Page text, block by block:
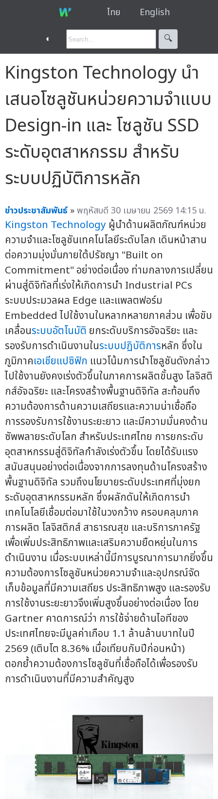
ไทย English
◐ 🔍︎
Kingston Technology นำ
เสนอโซลูชันหน่วยความจำแบบ
Design-in และ โซลูชัน SSD
ระดับอุตสาหกรรม สำหรับ
ระบบปฏิบัติการหลัก
ข่าวประชาสัมพันธ์ »พฤหัสบดี 30 เมษายน 2569 14:15 น.
Kingston Technology ผู้นำด้านผลิตภัณฑ์หน่วย
ความจำและโซลูชันเทคโนโลยีระดับโลก เดินหน้าสาน
ต่อความมุ่งมั่นภายใต้ปรัชญา "Built on
Commitment" อย่างต่อเนื่อง ท่ามกลางการเปลี่ยน
ผ่านสู่ดิจิทัลที่เร่งให้เกิดการนำ Industrial PCs
ระบบประมวลผล Edge และแพลตฟอร์ม
Embedded ไปใช้งานในหลากหลายภาคส่วน เพื่อขับ
เคลื่อนระบบอัตโนมัติ ยกระดับบริการอัจฉริยะ และ
รองรับการดำเนินงานในระบบปฏิบัติการหลัก ซึ่งใน
ภูมิภาคเอเชียแปซิฟิก แนวโน้มการนำโซลูชันดังกล่าว
ไปใช้งานยังคงเร่งตัวขึ้นในภาคการผลิตขั้นสูง โลจิสติ
กส์อัจฉริยะ และโครงสร้างพื้นฐานดิจิทัล สะท้อนถึง
ความต้องการด้านความเสถียรและความน่าเชื่อถือ
การรองรับการใช้งานระยะยาว และมีความมั่นคงด้าน
ซัพพลายระดับโลก สำหรับประเทศไทย การยกระดับ
อุตสาหกรรมสู่ดิจิทัลกำลังเร่งตัวขึ้น โดยได้รับแรง
สนับสนุนอย่างต่อเนื่องจากการลงทุนด้านโครงสร้าง
พื้นฐานดิจิทัล รวมถึงนโยบายระดับประเทศที่มุ่งยก
ระดับอุตสาหกรรมหลัก ซึ่งผลักดันให้เกิดการนำ
เทคโนโลยีเชื่อมต่อมาใช้ในวงกว้าง ครอบคลุมภาค
การผลิต โลจิสติกส์ สาธารณสุข และบริการภาครัฐ
เพื่อเพิ่มประสิทธิภาพและเสริมความยืดหยุ่นในการ
ดำเนินงาน เมื่อระบบเหล่านี้มีการบูรณาการมากยิ่งขึ้น
ความต้องการโซลูชันหน่วยความจำและอุปกรณ์จัด
เก็บข้อมูลที่มีความเสถียร ประสิทธิภาพสูง และรองรับ
การใช้งานระยะยาวจึงเพิ่มสูงขึ้นอย่างต่อเนื่อง โดย
Gartner คาดการณ์ว่า การใช้จ่ายด้านไอทีของ
ประเทศไทยจะมีมูลค่าเกือบ 1.1 ล้านล้านบาทในปี
2569 (เติบโต 8.36% เมื่อเทียบกับปีก่อนหน้า)
ตอกย้ำความต้องการโซลูชันที่เชื่อถือได้เพื่อรองรับ
การดำเนินงานที่มีความสำคัญสูง